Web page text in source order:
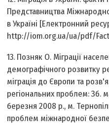
Представництва
в Україні [Електронний
http://iom.org.ua/ua/pdf/
13. Позняк О. Міграції
демографічного розвитку
міграція до Європи та
регіональних проблем: Зб.
березня 2008 р., м.
проблем міжнародної